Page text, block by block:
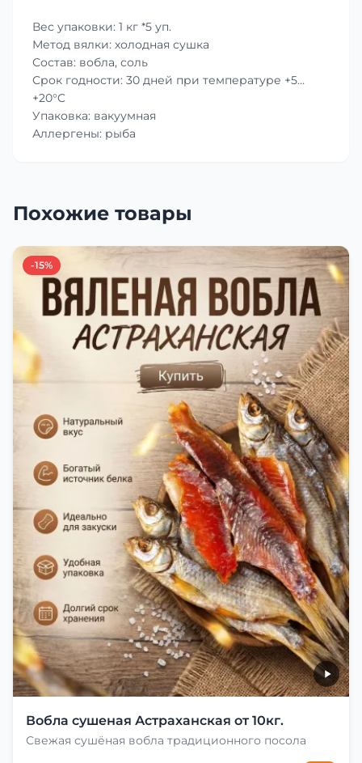
Вес упаковки: 1 кг *5 уп.
Метод вялки: холодная сушка
Состав: вобла, соль
Срок годности: 30 дней при температуре +5…
+20°C
Упаковка: вакуумная
Аллергены: рыба
Похожие товары
-15%
Вобла сушеная Астраханская от 10кг.
Свежая сушёная вобла традиционного посола